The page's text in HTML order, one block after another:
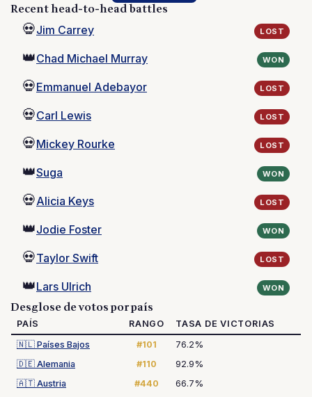
Recent head-to-head battles
💀Jim Carrey LOST
👑Chad Michael Murray WON
💀Emmanuel Adebayor LOST
💀Carl Lewis LOST
💀Mickey Rourke LOST
👑Suga WON
💀Alicia Keys LOST
👑Jodie Foster WON
💀Taylor Swift LOST
👑Lars Ulrich WON
Desglose de votos por país
PAÍS RANGO
TASA DE VICTORIAS
🇳🇱 Países Bajos #101
76.2%
🇩🇪 Alemania #110
92.9%
🇦🇹 Austria #440
66.7%